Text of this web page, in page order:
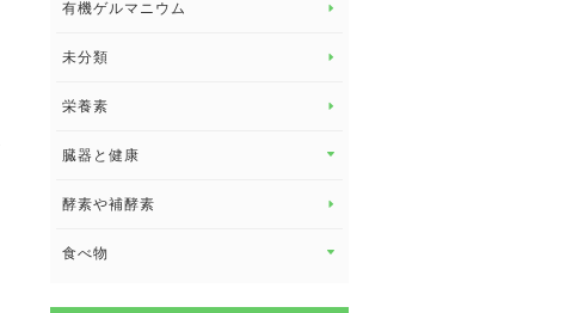
眼の健康
睡眠
有機ゲルマニウム
未分類
栄養素
臓器と健康
臓器と健康 トップ
酵素や補酵素
食べ物